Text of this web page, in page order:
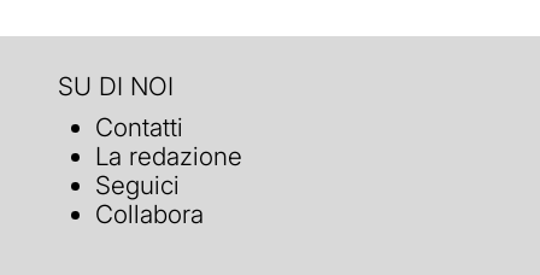
SU DI NOI
Contatti
La redazione
Seguici
Collabora